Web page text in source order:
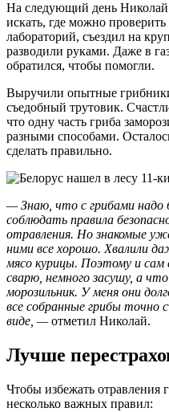
На следующий день
искать, где можно
лабораторий, съездил на
разводили руками. Даже в
обратился, чтобы помогли.
Выручили опытные
съедобный трутовик.
что одну часть гриба
разными способами.
сделать правильно.
— Знаю, что с грибами
соблюдать правила
отравления. Но знакомые
ними все хорошо. Хвалили
мясо курицы. Поэтому и сам
сварю, немного засушу, а
морозильник. У меня они
все собранные грибы точно
виде, —отметил Николай.
Лучше
Чтобы избежать отравления
несколько важных правил: